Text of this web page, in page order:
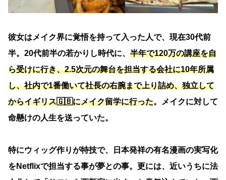
彼女はメイク界に覚悟を持って入った人で、現在30代前
半。20代前半の若かりし時代に、 半年で120万の講座を自
ら受けに行き、2.5次元の舞台を担当する会社に10年所属
し、社内で1番働いて社長の右腕まで上り詰め、独立して
からイギリス🇬🇧にメイク留学に行った。メイクに対して
命懸けの人生を送っていた。
特にウィッグ作りが特技で、日本発祥の有名漫画の実写化
をNetflixで担当する事が夢との事。更には、近いうちに法